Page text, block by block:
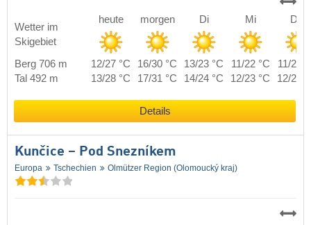
Wetter im
Skigebiet
heute morgen Di Mi Do
Berg 706 m 12/27 °C 16/30 °C 13/23 °C 11/22 °C
11/23
Tal 492 m
13/28 °C 17/31 °C 14/24 °C 12/23 °C 12/24
Details
Kunčice – Pod Snezníkem
Europa Tschechien Olmützer Region (Olomoucký kraj)